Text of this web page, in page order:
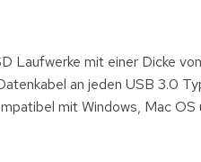
Laufwerke mit einer Dicke
an jeden USB 3.0
mit Windows, Mac OS